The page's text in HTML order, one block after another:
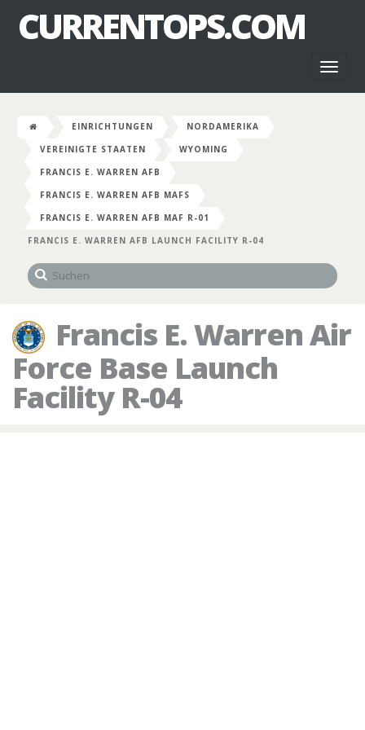
CURRENTOPS.COM
EINRICHTUNGEN
NORDAMERIKA
VEREINIGTE STAATEN
WYOMING
FRANCIS E. WARREN AFB
FRANCIS E. WARREN AFB MAFS
FRANCIS E. WARREN AFB MAF R-01
FRANCIS E. WARREN AFB LAUNCH FACILITY R-04
Francis E. Warren Air
Force Base Launch
Facility R-04